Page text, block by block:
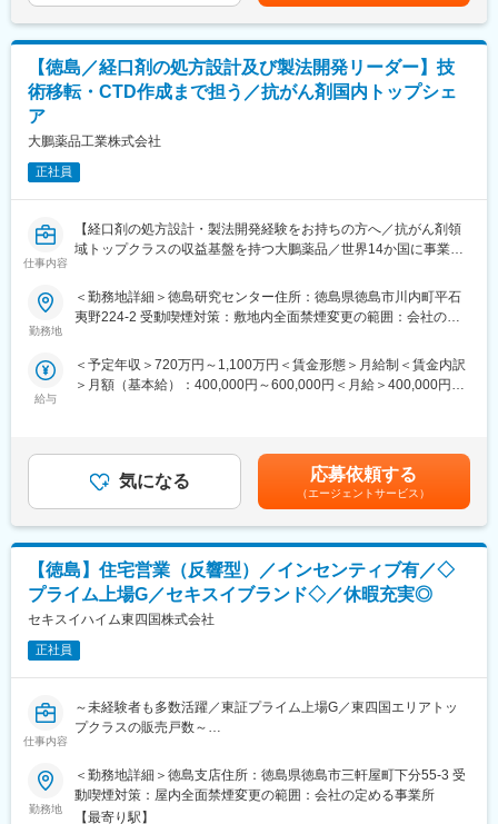
■強み
広告やチラシなどの媒体を通じて安定して問い合わせがあり、月
また、当社の知名度と価格競争力によって高い成約率（60～
70％）を誇り、2年目の方の平均年収も500万超。
■働き方について
平均残業時間は40時間程。
■組織体制
変更の範囲：会社の定める業務
・後進の育成・技術指導
※外部製造所対応 約8割／内製対応 約2割
■製剤生産技術部について
製剤生産技術部は、開発された医薬品の商用生産に向けた工業化
■徳島工場について
錠剤、カプセル剤、顆粒剤、注射剤、ドリンク剤などさまざまな
剤形の医薬品、医薬部外品を製造しています。徳島工場で働く従
ます。一部60代の嘱託社員・再雇用社員も在籍しています。従業
員の多くは、徳島県内にて暮らしております。
■立地
徳島空港から車にて15分、徳島駅から車にて20分というアクセス
の良い場所に工場があります。従業員の多くは、工場まで車で通
■安くて美味しい社員食堂：
遠方から転居して徳島工場に勤務される場合には、家賃補助・社
宅制度などがございます。
家賃・光熱費込み、さらには朝食夕食もついてくるため、独身の
方には大変好評です。寮内にはフィットネスジムや、ソフトボー
ル、テニスもできるコートもあるので運動不足にもなりません。
※住居を探すための往復交通費についても1回分は会社負担がござ
います。
変更の範囲：会社の定める業務
【徳島／経口剤の処方設計及び製法開発リーダー】技
術移転・CTD作成まで担う／抗がん剤国内トップシェ
ア
大鵬薬品工業株式会社
正社員
仕事内容
【経口剤の処方設計・製法開発経験をお持ちの方へ／抗がん剤領
域トップクラスの収益基盤を持つ大鵬薬品／世界14か国に事業展
■職務内容：
なCMC領域（CTD M3（モジュール3））対応に関与していただき
ます。
Early stage（Phase1～Phase2）に供する治験薬の処方設計及び
製法開発も担当することがあります。
＜具体的に＞
・経口剤の処方設計及び製法開発
・スケールアップ検討
・実験プロトコール立案、報告書作成
・実験記録のQC
・申請対応（IND/IMPD作成，CTD作成及び当局対応）
・商用製剤製造サイト（国内外）への技術移転
・経口剤の処方設計だけでなく、製法開発、スケールアップ、技
術移転、申請対応まで一連の工程に携わることができます。
発フェーズを経験できます。
・QbDを活用した高度な製剤開発やCMC戦略に関与する機会があ
ります。
勤務地
＜勤務地詳細＞徳島研究センター住所：徳島県徳島市川内町平石
夷野224-2 受動喫煙対策：敷地内全面禁煙変更の範囲：会社の定
給与
＜予定年収＞720万円～1,100万円＜賃金形態＞月給制＜賃金内訳
＞月額（基本給）：400,000円～600,000円＜月給＞400,000円～
ります。月給(月額)は固定手当を含めた表記です。
気になる 応募依頼する
（エージェントサービス）
【徳島】住宅営業（反響型）／インセンティブ有／◇
プライム上場G／セキスイブランド◇／休暇充実◎
セキスイハイム東四国株式会社
正社員
仕事内容
～未経験者も多数活躍／東証プライム上場G／東四国エリアトッ
プクラスの販売戸数～
■概要：
「セキスイハイム」「セキスイツーユーホーム」の2大ブランドを
主軸に、高知・徳島・香川で展開するハウスメーカーである当社
勤務地
＜勤務地詳細＞徳島支店住所：徳島県徳島市三軒屋町下分55-3 受
動喫煙対策：屋内全面禁煙変更の範囲：会社の定める事業所
【最寄り駅】